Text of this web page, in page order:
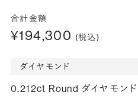
合計金額
¥194,300 (税込)
ダイヤモンド
0.212ct Round ダイヤモンド